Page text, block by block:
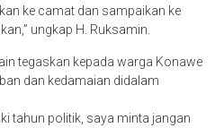
ke camat dan sampaikan ke
ungkap H. Ruksamin.
tegaskan kepada warga Konawe
dan kedamaian didalam
tahun politik, saya minta jangan